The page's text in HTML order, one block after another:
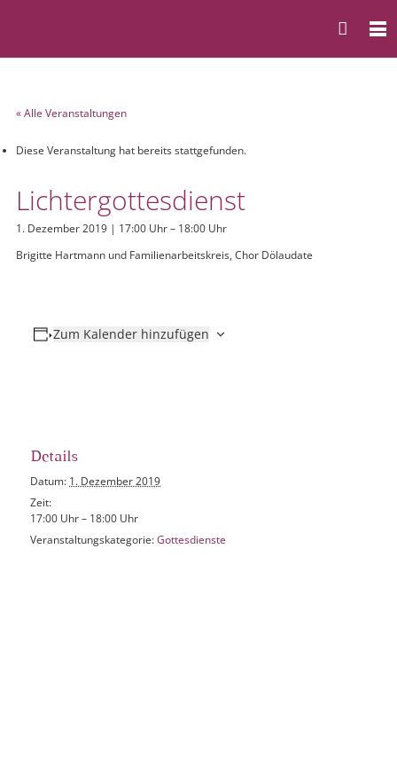
« Alle Veranstaltungen
Diese Veranstaltung hat bereits stattgefunden.
Lichtergottesdienst
1. Dezember 2019 | 17:00 Uhr– 18:00 Uhr
Brigitte Hartmann und Familienarbeitskreis, Chor Dölaudate
Zum Kalender hinzufügen
Details
Datum: 1. Dezember 2019
Zeit:
17:00 Uhr – 18:00 Uhr
Veranstaltungskategorie: Gottesdienste